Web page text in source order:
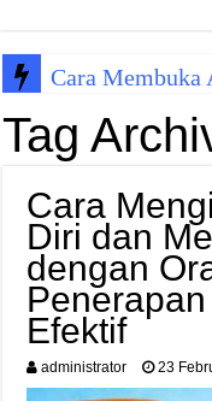
Cara Membuka
Tag
Cara
Diri dan
dengan
Efektif
administrator 23